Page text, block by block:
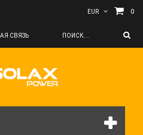
0
EUR
СВЯЗЬ